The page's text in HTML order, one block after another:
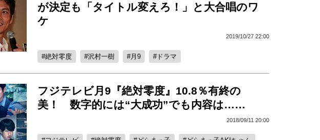
が決定も「タイトル変えろ！」と大合唱のワ
ケ
2019/10/27 22:00
絶対零度 沢村一樹 月9 ドラマ
フジテレビ月9『絶対零度』10.8％有終の
美！ 数字的には“大成功”でも内容は……
2018/09/11 20:00